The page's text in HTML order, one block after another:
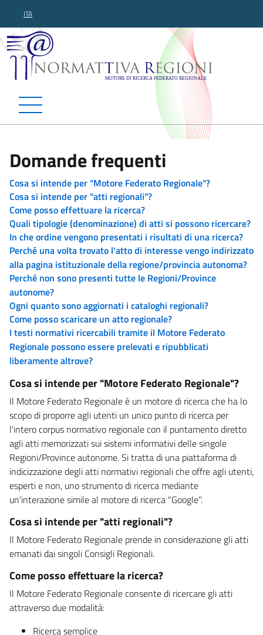
ITA
Normattiva Regioni -
Domande frequenti
Cosa si intende per "Motore Federato Regionale"?
Cosa si intende per "atti regionali"?
Come posso effettuare la ricerca?
Quali tipologie (denominazione) di atti si possono ricercare?
In che ordine vengono presentati i risultati di una ricerca?
Perché una volta trovato l'atto di interesse vengo indirizzato
alla pagina istituzionale della regione/provincia autonoma?
Perché non sono presenti tutte le Regioni/Province
autonome?
Ogni quanto sono aggiornati i cataloghi regionali?
Come posso scaricare un atto regionale?
I testi normativi ricercabili tramite il Motore Federato
Regionale possono essere prelevati e ripubblicati
liberamente altrove?
Cosa si intende per "Motore Federato Regionale"?
Il Motore Federato Regionale è un motore di ricerca che ha lo
scopo di proporre agli utenti un unico punto di ricerca per
l'intero corpus normativo regionale con il puntamento diretto
agli atti memorizzati sui sistemi informativi delle singole
Regioni/Province autonome. Si tratta di una piattaforma di
indicizzazione degli atti normativi regionali che offre agli utenti,
esperti e non, uno strumento di ricerca mediante
un'interazione simile al motore di ricerca "Google".
Cosa si intende per "atti regionali"?
Il Motore Federato Regionale prende in considerazione gli atti
emanati dai singoli Consigli Regionali.
Come posso effettuare la ricerca?
Il Motore Federato Regionale consente di ricercare gli atti
attraverso due modalità:
Ricerca semplice